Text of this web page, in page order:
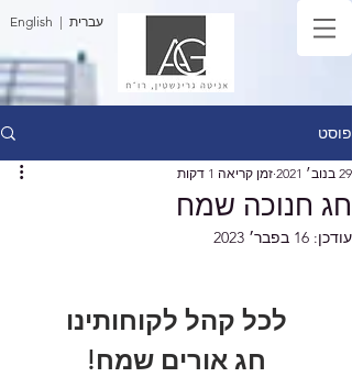
English | עברית
פוסט
חג חנוכה שמח
29 בנוב׳ 2021 זמן קריאה 1 דקות
עודכן: 16 בפבר׳ 2023
לכל קהל לקוחותינו
חג אורים שמח!